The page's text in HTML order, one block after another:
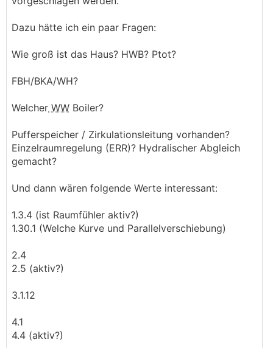
Dazu hätte ich ein paar Fragen:
Wie groß ist das Haus? HWB? Ptot?
FBH/BKA/WH?
Welcher WW Boiler?
Pufferspeicher / Zirkulationsleitung vorhanden?
Einzelraumregelung (ERR)? Hydralischer Abgleich
gemacht?
Und dann wären folgende Werte interessant:
1.3.4 (ist Raumfühler aktiv?)
1.30.1 (Welche Kurve und Parallelverschiebung)
2.4
2.5 (aktiv?)
3.1.12
4.1
4.4 (aktiv?)